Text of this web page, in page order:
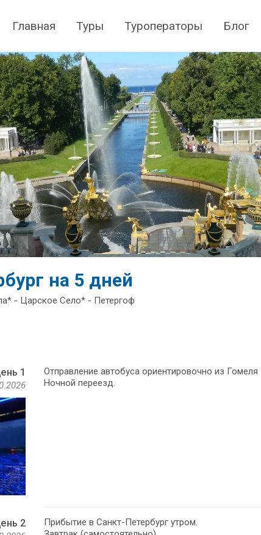
Главная Туры Туроператоры Блог
на 5 дней
- Царское Село* - Петергоф
1
Отправление автобуса ориентировочно из
Ночной переезд.
2
Прибытие в Санкт-Петербург утром.